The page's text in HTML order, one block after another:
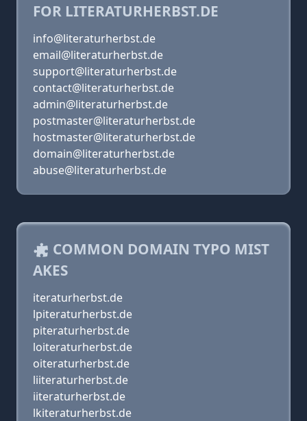
FOR LITERATURHERBST.DE
info@literaturherbst.de
email@literaturherbst.de
support@literaturherbst.de
contact@literaturherbst.de
admin@literaturherbst.de
postmaster@literaturherbst.de
hostmaster@literaturherbst.de
domain@literaturherbst.de
abuse@literaturherbst.de
COMMON DOMAIN TYPO MIST
AKES
iteraturherbst.de
lpiteraturherbst.de
piteraturherbst.de
loiteraturherbst.de
oiteraturherbst.de
liiteraturherbst.de
iiteraturherbst.de
lkiteraturherbst.de